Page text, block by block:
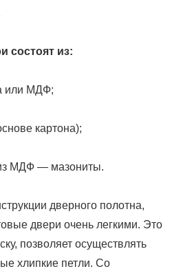
состоят из:
или МДФ;
картона);
МДФ — мазониты.
дверного полотна,
двери очень легкими. Это
позволяет осуществлять
хлипкие петли. Со